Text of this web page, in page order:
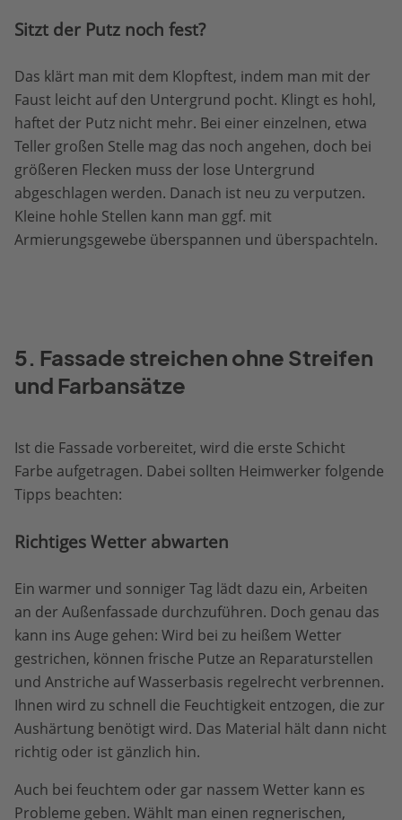
Sitzt der Putz noch fest?
Das klärt man mit dem Klopftest, indem man mit der
Faust leicht auf den Untergrund pocht. Klingt es hohl,
haftet der Putz nicht mehr. Bei einer einzelnen, etwa
Teller großen Stelle mag das noch angehen, doch bei
größeren Flecken muss der lose Untergrund
abgeschlagen werden. Danach ist neu zu verputzen.
Kleine hohle Stellen kann man ggf. mit
Armierungsgewebe überspannen und überspachteln.
5. Fassade streichen ohne Streifen
und Farbansätze
Ist die Fassade vorbereitet, wird die erste Schicht
Farbe aufgetragen. Dabei sollten Heimwerker folgende
Tipps beachten:
Richtiges Wetter abwarten
Ein warmer und sonniger Tag lädt dazu ein, Arbeiten
an der Außenfassade durchzuführen. Doch genau das
kann ins Auge gehen: Wird bei zu heißem Wetter
gestrichen, können frische Putze an Reparaturstellen
und Anstriche auf Wasserbasis regelrecht verbrennen.
Ihnen wird zu schnell die Feuchtigkeit entzogen, die zur
Aushärtung benötigt wird. Das Material hält dann nicht
richtig oder ist gänzlich hin.
Auch bei feuchtem oder gar nassem Wetter kann es
Probleme geben. Wählt man einen regnerischen,